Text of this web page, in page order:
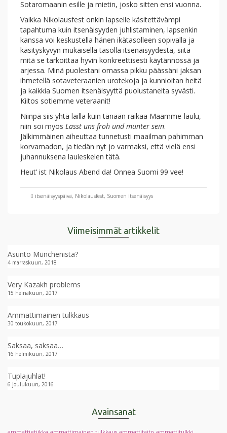
Sotaromaanin esille ja mietin, josko sitten ensi vuonna.
Vaikka Nikolausfest onkin lapselle käsitettävämpi
tapahtuma kuin itsenäisyyden juhlistaminen, lapsenkin
kanssa voi keskustella hänen ikätasolleen sopivalla ja
käsityskyvyn mukaisella tasolla itsenäisyydestä, siitä
mitä se tarkoittaa hyvin konkreettisesti käytännössä ja
arjessa. Minä puolestani omassa pikku päässäni jaksan
ihmetellä sotaveteraanien urotekoja ja kunnioitan heitä
ja kaikkia Suomen itsenäisyyttä puolustaneita syvästi.
Kiitos sotiemme veteraanit!
Niinpä siis yhtä lailla kuin tänään raikaa Maamme-laulu,
niin soi myös Lasst uns froh und munter sein.
Jälkimmäinen aiheuttaa tunnetusti maailman pahimman
korvamadon, ja tiedän nyt jo varmaksi, että vielä ensi
juhannuksena lauleskelen tätä.
Heut’ ist Nikolaus Abend da! Onnea Suomi 99 vee!
itsenäisyyspäivä, Nikolausfest, Suomen itsenäisyys
Viimeisimmät artikkelit
Asunto Münchenistä?
4 marraskuun, 2018
Very Kazakh problems
15 heinäkuun, 2017
Ammattimainen tulkkaus
30 toukokuun, 2017
Saksaa, saksaa…
16 helmikuun, 2017
Tuplajuhlat!
6 joulukuun, 2016
Avainsanat